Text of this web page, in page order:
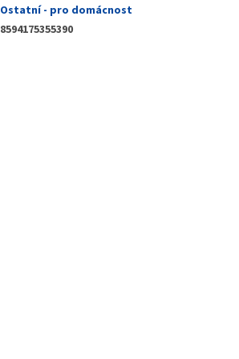
Ostatní - pro domácnost
8594175355390